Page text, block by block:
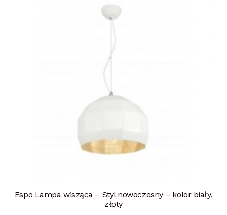
Espo Lampa wisząca – Styl nowoczesny – kolor biały,
złoty